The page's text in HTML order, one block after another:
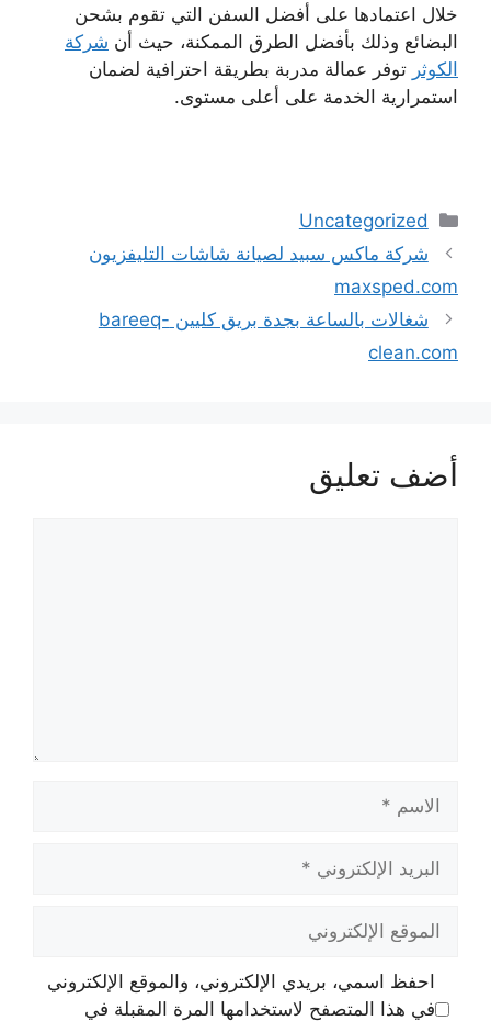
خلال اعتمادها على أفضل السفن التي تقوم بشحن
البضائع وذلك بأفضل الطرق الممكنة، حيث أن شركة
الكوثر توفر عمالة مدربة بطريقة احترافية لضمان
استمرارية الخدمة على أعلى مستوى.
التصنيفات
Uncategorized
شركة ماكس سبيد لصيانة شاشات التليفزيون
maxsped.com
شغالات بالساعة بجدة بريق كليين bareeq-
clean.com
أضف تعليق
الإلكتروني
الإلكتروني
احفظ اسمي، بريدي الإلكتروني، والموقع الإلكتروني
في هذا المتصفح لاستخدامها المرة المقبلة في